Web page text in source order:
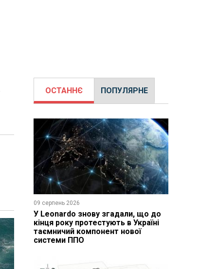
ОСТАННЄ ПОПУЛЯРНЕ
09 серпень 2026
У Leonardo знову згадали, що до
кінця року протестують в Україні
таємничий компонент нової
системи ППО